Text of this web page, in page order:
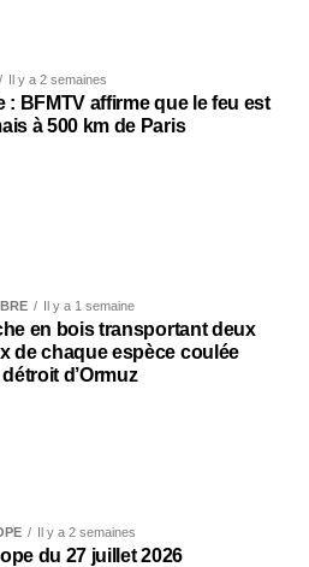
Il y a 2 semaines
: BFMTV affirme que le feu est
à 500 km de Paris
Il y a 1 semaine
en bois transportant deux
de chaque espèce coulée
d’Ormuz
Il y a 2 semaines
du 27 juillet 2026